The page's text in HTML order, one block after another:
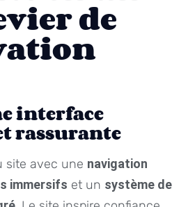
de
interface
rassurante
site avec une navigation
immersifs et un système de